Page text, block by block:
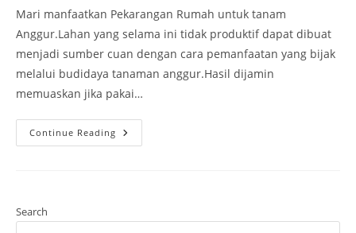
Mari manfaatkan Pekarangan Rumah untuk tanam
Anggur.Lahan yang selama ini tidak produktif dapat dibuat
menjadi sumber cuan dengan cara pemanfaatan yang bijak
melalui budidaya tanaman anggur.Hasil dijamin
memuaskan jika pakai…
Continue Reading
Search